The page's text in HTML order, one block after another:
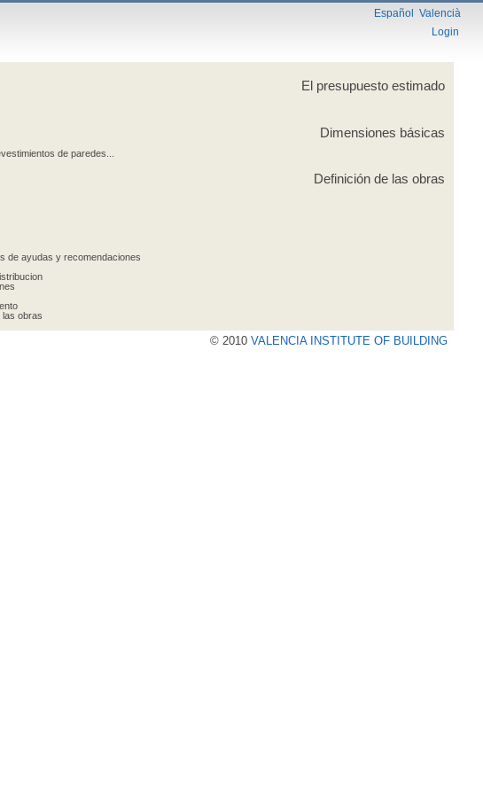
Español
Valencià
Login
El presupuesto estimado
Dimensiones básicas
de paredes...
Definición de las obras
de ayudas y recomendaciones
las obras
© 2010 VALENCIA INSTITUTE OF BUILDING